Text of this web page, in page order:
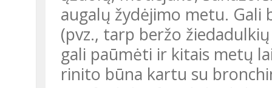
augalų žydėjimo metu.
(pvz., tarp beržo
gali paūmėti ir kitais metų
rinito būna kartu su